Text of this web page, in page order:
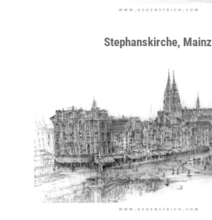
Stephanskirche, Mainz